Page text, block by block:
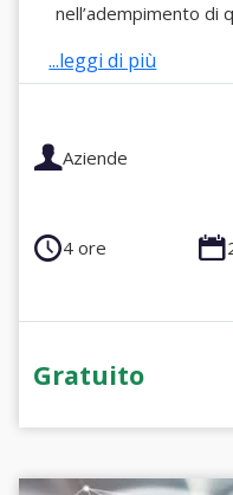
nell’adempimento di
...leggi di più
Aziende
4 ore
Gratuito